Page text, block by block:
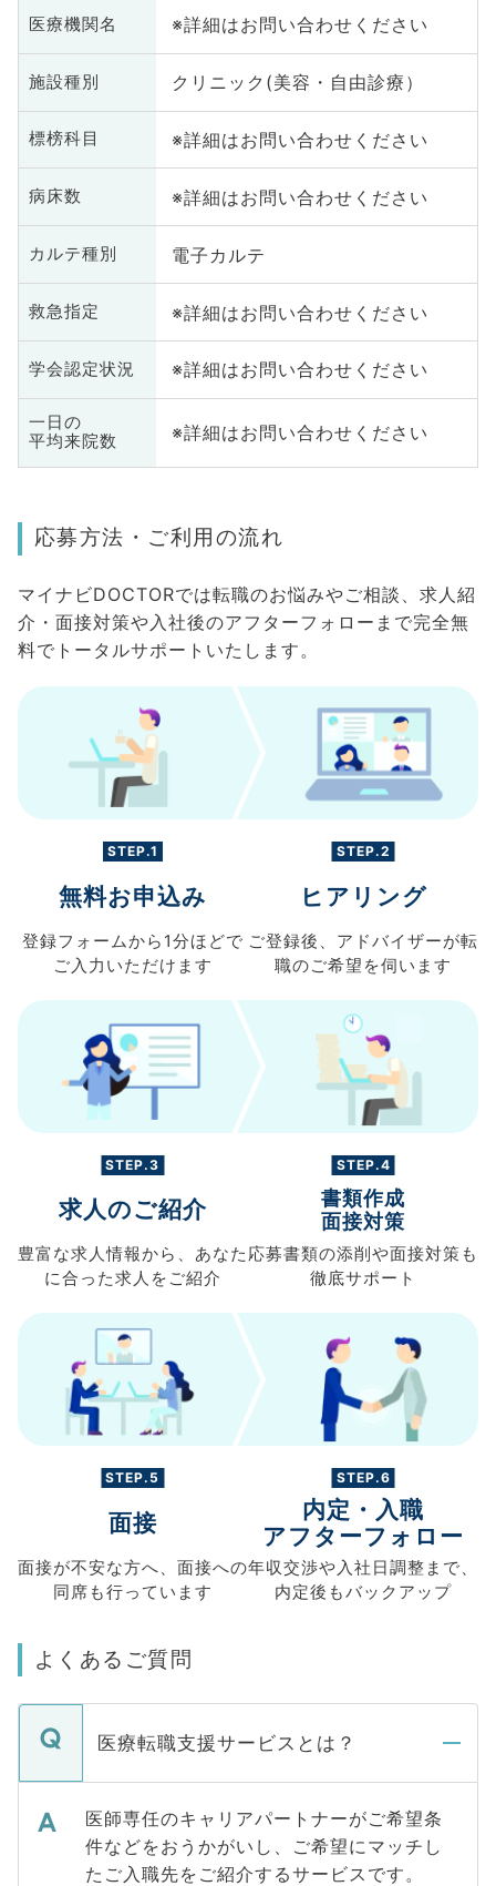
医療機関名 ※詳細はお問い合わせください
施設種別 クリニック(美容・自由診療）
標榜科目 ※詳細はお問い合わせください
病床数 ※詳細はお問い合わせください
カルテ種別 電子カルテ
救急指定 ※詳細はお問い合わせください
学会認定状況 ※詳細はお問い合わせください
一日の
平均来院数
※詳細はお問い合わせください
応募方法・ご利用の流れ
マイナビDOCTORでは転職のお悩みやご相談、求人紹
介・面接対策や入社後のアフターフォローまで完全無
料でトータルサポートいたします。
STEP.1
無料お申込み
登録フォームから 1分ほどで
ご入力 いただけます
STEP.2
ヒアリング
ご登録後、 アドバイザーが転
職のご希望を伺います
STEP.3
求人のご紹介
豊富な求人情報から、 あなた
に合った求人を ご紹介
STEP.4
書類作成
面接対策
応募書類の添削や面接対策も
徹底サポート
STEP.5
面接
面接が不安な方へ、 面接への
同席も行っています
STEP.6
内定・入職
アフターフォロー
年収交渉や入社日調整まで、
内定後もバックアップ
よくあるご質問
医療転職支援サービスとは？
医師専任のキャリアパートナーがご希望条
件などをおうかがいし、ご希望にマッチし
たご入職先をご紹介するサービスです。